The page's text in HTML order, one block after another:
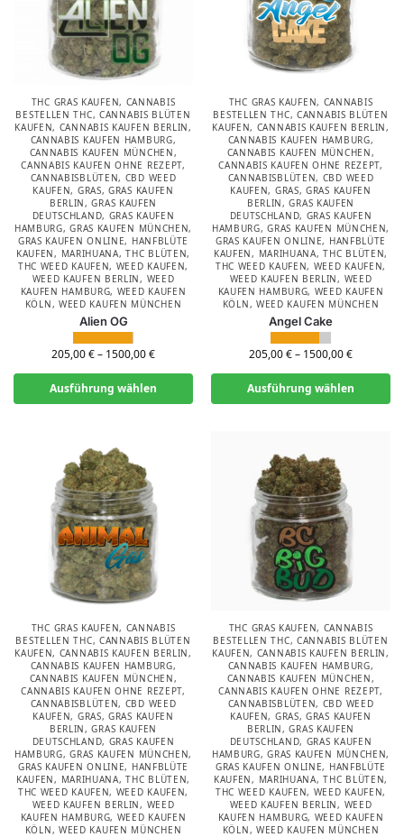
THC GRAS KAUFEN, CANNABIS
BESTELLEN THC, CANNABIS BLÜTEN
KAUFEN, CANNABIS KAUFEN BERLIN,
CANNABIS KAUFEN HAMBURG,
CANNABIS KAUFEN MÜNCHEN,
CANNABIS KAUFEN OHNE REZEPT,
CANNABISBLÜTEN, CBD WEED
KAUFEN, GRAS,GRAS KAUFEN
BERLIN,GRAS KAUFEN
DEUTSCHLAND, GRAS KAUFEN
HAMBURG,GRAS KAUFEN MÜNCHEN,
GRAS KAUFEN ONLINE, HANFBLÜTE
KAUFEN, MARIHUANA,THC BLÜTEN,
THC WEED KAUFEN, WEED KAUFEN,
WEED KAUFEN BERLIN, WEED
KAUFEN HAMBURG, WEED KAUFEN
KÖLN, WEED KAUFEN MÜNCHEN
Alien OG
205,00€– 1500,00€
Ausführung wählen
THC GRAS KAUFEN, CANNABIS
BESTELLEN THC, CANNABIS BLÜTEN
KAUFEN, CANNABIS KAUFEN BERLIN,
CANNABIS KAUFEN HAMBURG,
CANNABIS KAUFEN MÜNCHEN,
CANNABIS KAUFEN OHNE REZEPT,
CANNABISBLÜTEN, CBD WEED
KAUFEN, GRAS,GRAS KAUFEN
BERLIN,GRAS KAUFEN
DEUTSCHLAND, GRAS KAUFEN
HAMBURG,GRAS KAUFEN MÜNCHEN,
GRAS KAUFEN ONLINE, HANFBLÜTE
KAUFEN, MARIHUANA,THC BLÜTEN,
THC WEED KAUFEN, WEED KAUFEN,
WEED KAUFEN BERLIN, WEED
KAUFEN HAMBURG, WEED KAUFEN
KÖLN, WEED KAUFEN MÜNCHEN
Angel Cake
205,00€– 1500,00€
Ausführung wählen
THC GRAS KAUFEN, CANNABIS
BESTELLEN THC, CANNABIS BLÜTEN
KAUFEN, CANNABIS KAUFEN BERLIN,
CANNABIS KAUFEN HAMBURG,
CANNABIS KAUFEN MÜNCHEN,
CANNABIS KAUFEN OHNE REZEPT,
CANNABISBLÜTEN, CBD WEED
KAUFEN, GRAS,GRAS KAUFEN
BERLIN,GRAS KAUFEN
DEUTSCHLAND, GRAS KAUFEN
HAMBURG,GRAS KAUFEN MÜNCHEN,
GRAS KAUFEN ONLINE, HANFBLÜTE
KAUFEN, MARIHUANA,THC BLÜTEN,
THC WEED KAUFEN, WEED KAUFEN,
WEED KAUFEN BERLIN, WEED
KAUFEN HAMBURG, WEED KAUFEN
KÖLN, WEED KAUFEN MÜNCHEN
THC GRAS KAUFEN, CANNABIS
BESTELLEN THC, CANNABIS BLÜTEN
KAUFEN, CANNABIS KAUFEN BERLIN,
CANNABIS KAUFEN HAMBURG,
CANNABIS KAUFEN MÜNCHEN,
CANNABIS KAUFEN OHNE REZEPT,
CANNABISBLÜTEN, CBD WEED
KAUFEN, GRAS,GRAS KAUFEN
BERLIN,GRAS KAUFEN
DEUTSCHLAND, GRAS KAUFEN
HAMBURG,GRAS KAUFEN MÜNCHEN,
GRAS KAUFEN ONLINE, HANFBLÜTE
KAUFEN, MARIHUANA,THC BLÜTEN,
THC WEED KAUFEN, WEED KAUFEN,
WEED KAUFEN BERLIN, WEED
KAUFEN HAMBURG, WEED KAUFEN
KÖLN, WEED KAUFEN MÜNCHEN